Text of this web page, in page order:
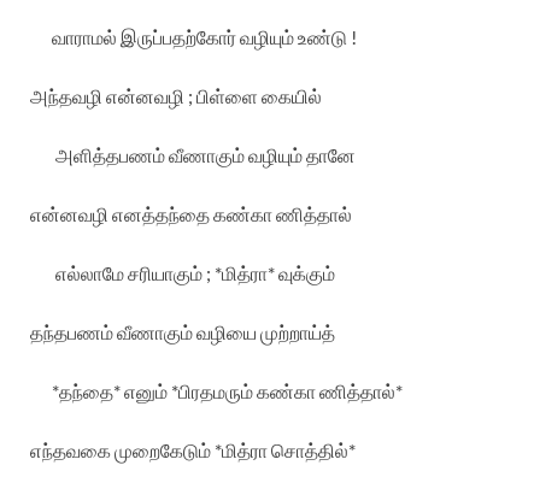
வாராமல் இருப்பதற்கோர்வழியும்உண்டு !
அந்தவழி என்னவழி ; பிள்ளை கையில்
அளித்தபணம்வீணாகும்வழியும்தானே
என்னவழி எனத்தந்தைகண்காணித்தால்
எல்லாமேசரியாகும் ; *மித்ரா*வுக்கும்
தந்தபணம்வீணாகும்வழியை முற்றாய்த்
*தந்தை*எனும் *பிரதமரும்கண்காணித்தால்*
எந்தவகைமுறைகேடும் *மித்ராசொத்தில்*